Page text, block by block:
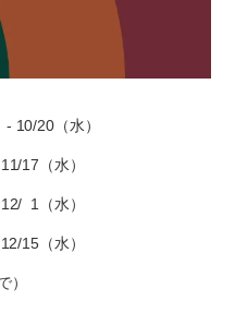
10/20（水）
17（水）
1（水）
15（水）
）